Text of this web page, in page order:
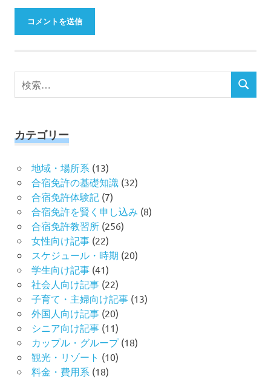
検
索
検
索
カテゴリー
地域・場所系 (13)
合宿免許の基礎知識 (32)
合宿免許体験記 (7)
合宿免許を賢く申し込み (8)
合宿免許教習所(256)
女性向け記事(22)
スケジュール・時期 (20)
学生向け記事(41)
社会人向け記事(22)
子育て・主婦向け記事(13)
外国人向け記事(20)
シニア向け記事(11)
カップル・グループ(18)
観光・リゾート (10)
料金・費用系 (18)